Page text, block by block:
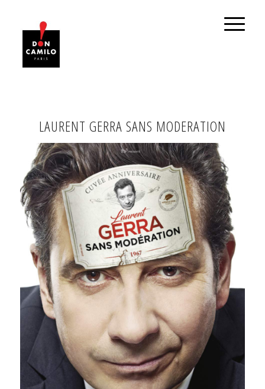
LAURENT GERRA SANS MODERATION